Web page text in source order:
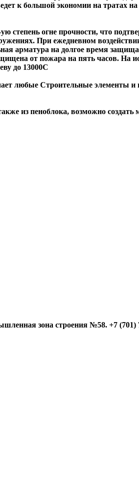
к большой экономии на тратах
огне прочности, что
При ежедневном
арматура на долгое время
от пожара на пять часов. На
до 13000C
любые Строительные элементы
из пеноблока, возможно
зона строения №58. +7 (701)